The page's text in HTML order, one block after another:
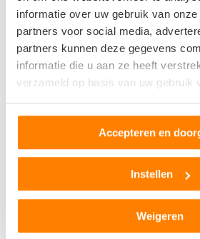
informatie over uw gebruik van
partners voor social media,
partners kunnen deze gegevens
informatie die u aan ze heeft
verzameld op basis van uw gebruik
Accepteren en
Instellen
Weigeren
Naarden
Nieuw-Vennep
Noord-Scharwoude
Obdam
Oostzaan
Purmerend
Rozenburg
Sint Maarten